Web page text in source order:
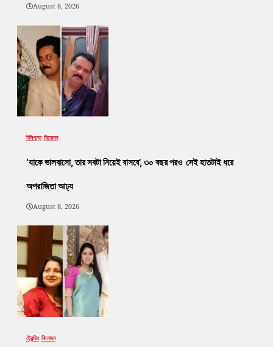
August 8, 2026
টলিপাড়া বিনোদন
‘যাকে ভালবাসো, তার সবটা নিয়েই বাসবে’, ৩০ বছর পরও সেই হাতটাই ধরে
অপরাজিতা আঢ্য
August 8, 2026
ট্রেন্ডিং বিনোদন